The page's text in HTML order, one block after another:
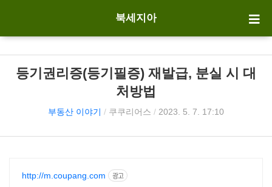
북세지아
등기권리증(등기필증) 재발급, 분실 시 대
처방법
부동산 이야기 / 쿠쿠리어스 / 2023. 5. 7. 17:10
http://m.coupang.com 광고